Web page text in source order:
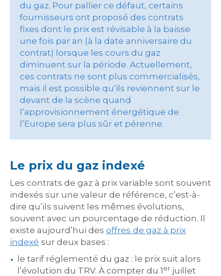
du gaz. Pour pallier ce défaut, certains
fournisseurs ont proposé des contrats
fixes dont le prix est révisable à la baisse
une fois par an (à la date anniversaire du
contrat) lorsque les cours du gaz
diminuent sur la période. Actuellement,
ces contrats ne sont plus commercialisés,
mais il est possible qu’ils reviennent sur le
devant de la scène quand
l’approvisionnement énergétique de
l’Europe sera plus sûr et pérenne.
Le prix du gaz indexé
Les contrats de gaz à prix variable sont souvent
indexés sur une valeur de référence, c’est-à-
dire qu’ils suivent les mêmes évolutions,
souvent avec un pourcentage de réduction. Il
existe aujourd’hui des offres de gaz à prix
indexé sur deux bases :
le tarif réglementé du gaz : le prix suit alors
l’évolution du TRV. À compter du 1 er juillet